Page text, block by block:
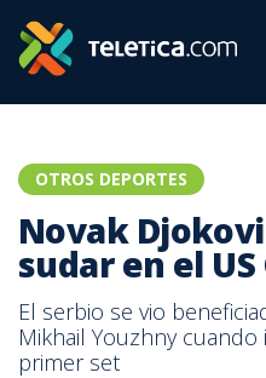
OTROS DEPORTES
Novak
sudar en el US
El serbio se vio
Mikhail Youzhny
primer set